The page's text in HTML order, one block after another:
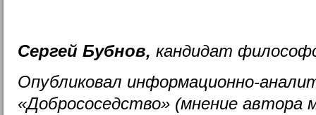
Сергей Бубнов, кандидат
Опубликовал информационно-
«Добрососедство» (мнение автора